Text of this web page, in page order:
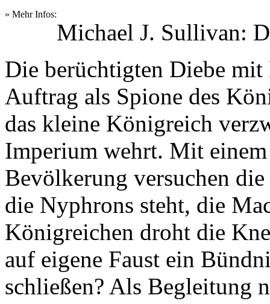
» Mehr Infos:
Michael J. Sullivan:
Die berüchtigten Diebe
Auftrag als Spione des
das kleine Königreich
Imperium wehrt. Mit
Bevölkerung versuchen
die Nyphrons steht, die
Königreichen droht die
auf eigene Faust ein
schließen? Als Begleitung